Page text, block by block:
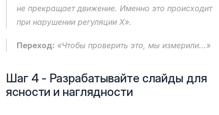
не прекращает движение. Именно это происходит
при нарушении регуляции X».
Переход: «Чтобы проверить это, мы измерили...»
Шаг 4 - Разрабатывайте слайды для
ясности и наглядности